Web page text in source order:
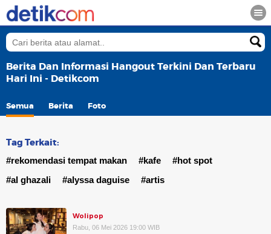
Berita Dan Informasi Hangout Terkini Dan Terbaru
Hari Ini - Detikcom
Semua Berita Foto
Tag Terkait:
#rekomendasi tempat makan #kafe
#hot spot
#al ghazali
#alyssa daguise #artis
Wolipop
Rabu, 06 Mei 2026 19:00 WIB